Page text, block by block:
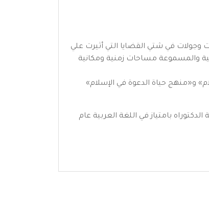
وجولات في شتي القضايا التي أثيرت علي
والمسموعة مساحات زمنية ومكانية
و«منهج حياة الدعوة في الإسلام»
بامتياز في اللغة العربية عام